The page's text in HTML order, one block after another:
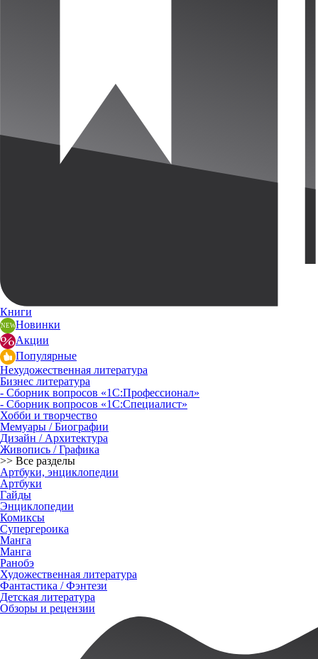
Книги
Новинки
Акции
Популярные
Нехудожественная литература
Бизнес литература
- Сборник вопросов «1С:Профессионал»
- Сборник вопросов «1С:Специалист»
Хобби и творчество
Мемуары / Биографии
Дизайн / Архитектура
Живопись / Графика
>> Все разделы
Артбуки, энциклопедии
Артбуки
Гайды
Энциклопедии
Комиксы
Супергероика
Манга
Манга
Ранобэ
Художественная литература
Фантастика / Фэнтези
Детская литература
Обзоры и рецензии